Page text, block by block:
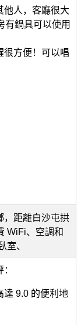
他人，客廳很大
有鍋具可以使用
很方便！可以唱
，距離白沙屯拱
WiFi、空調和
室、
達 9.0 的便利地